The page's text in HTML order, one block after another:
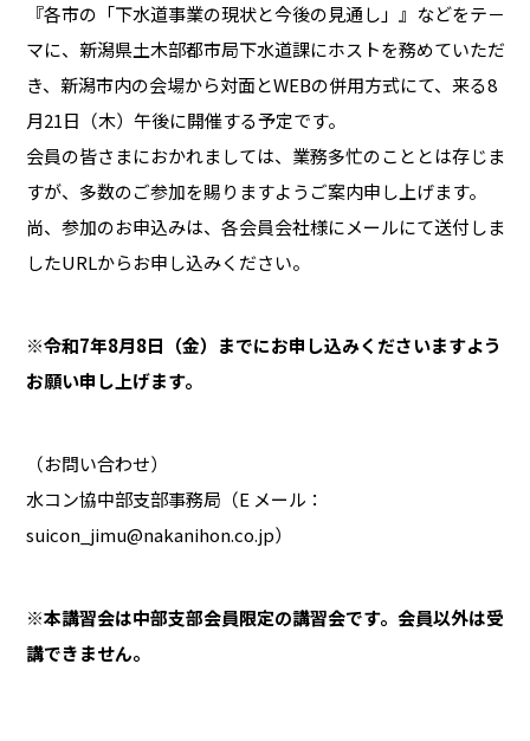
『各市の「下水道事業の現状と今後の見通し」』などをテ－
マに、新潟県土木部都市局下水道課にホストを務めていただ
き、新潟市内の会場から対面とWEBの併用方式にて、来る8
月21日（木）午後に開催する予定です。
会員の皆さまにおかれましては、業務多忙のこととは存じま
すが、多数のご参加を賜りますようご案内申し上げます。
尚、参加のお申込みは、各会員会社様にメールにて送付しま
したURLからお申し込みください。
※令和7年8月8日（金）までにお申し込みくださいますよう
お願い申し上げます。
（お問い合わせ）
水コン協中部支部事務局（E メール：
suicon_jimu@nakanihon.co.jp）
※本講習会は中部支部会員限定の講習会です。会員以外は受
講できません。